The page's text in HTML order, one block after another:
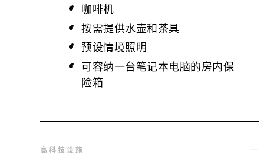
咖啡机
按需提供水壶和茶具
预设情境照明
可容纳一台笔记本电脑的房内保
险箱
高科技设施